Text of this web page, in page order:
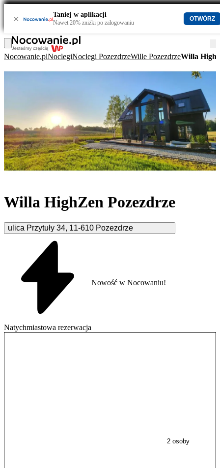
× Taniej w aplikacji
Nawet 20% zniżki po zalogowaniu
OTWÓRZ
Nocowanie.plNoclegiNoclegi PozezdrzeWille PozezdrzeWilla
Willa HighZen Pozezdrze
ulica Przytuły 34, 11-610 Pozezdrze
Natychmiastowa rezerwacja
Nowość w Nocowaniu!
2 osoby